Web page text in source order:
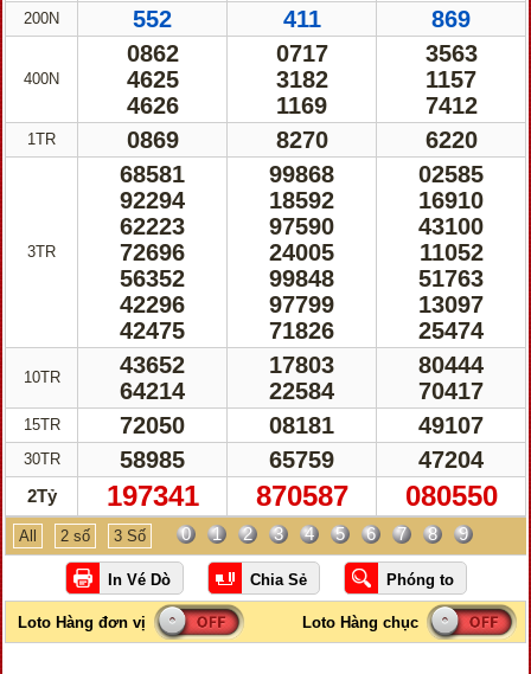
200N
400N
1TR
3TR
10TR
15TR
30TR
2Tỷ
552
0862
4625
4626
0869
68581
92294
62223
72696
56352
42296
42475
43652
64214
72050
58985
197341
411
0717
3182
1169
8270
99868
18592
97590
24005
99848
97799
71826
17803
22584
08181
65759
870587
869
3563
1157
7412
6220
02585
16910
43100
11052
51763
13097
25474
80444
70417
49107
47204
080550
All 2 số 3 Số 0 1 2 3 4 5 6 7 8 9